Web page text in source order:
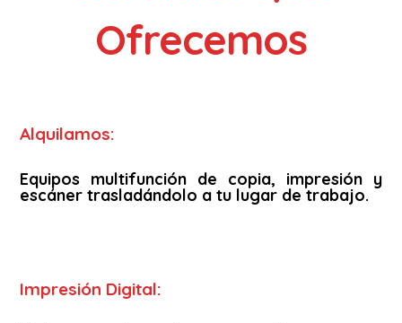
Ofrecemos
Alquilamos:
Equipos multifunción de copia, impresión y
escáner trasladándolo a tu lugar de trabajo.
Impresión Digital: